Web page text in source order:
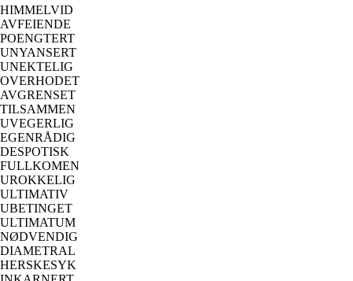
HIMMELVID
AVFEIENDE
POENGTERT
UNYANSERT
UNEKTELIG
OVERHODET
AVGRENSET
TILSAMMEN
UVEGERLIG
EGENRÅDIG
DESPOTISK
FULLKOMEN
UROKKELIG
ULTIMATIV
UBETINGET
ULTIMATUM
NØDVENDIG
DIAMETRAL
HERSKESYK